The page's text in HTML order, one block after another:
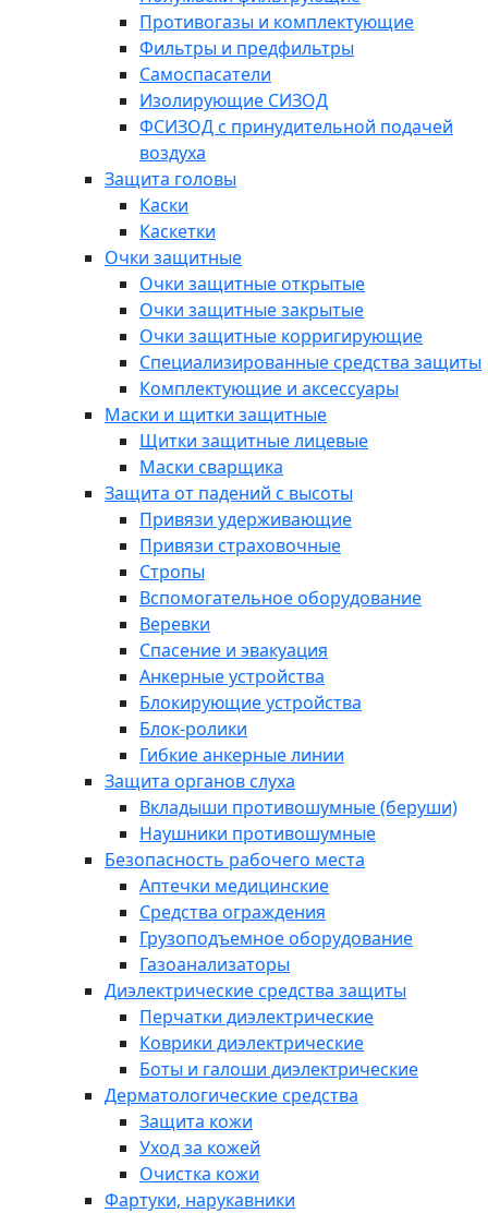
Противогазы и комплектующие
Фильтры и предфильтры
Самоспасатели
Изолирующие СИЗОД
ФСИЗОД с принудительной подачей
воздуха
Защита головы
Каски
Каскетки
Очки защитные
Очки защитные открытые
Очки защитные закрытые
Очки защитные корригирующие
Специализированные средства защиты
Комплектующие и аксессуары
Маски и щитки защитные
Щитки защитные лицевые
Маски сварщика
Защита от падений с высоты
Привязи удерживающие
Привязи страховочные
Стропы
Вспомогательное оборудование
Веревки
Спасение и эвакуация
Анкерные устройства
Блокирующие устройства
Блок-ролики
Гибкие анкерные линии
Защита органов слуха
Вкладыши противошумные (беруши)
Наушники противошумные
Безопасность рабочего места
Аптечки медицинские
Средства ограждения
Грузоподъемное оборудование
Газоанализаторы
Диэлектрические средства защиты
Перчатки диэлектрические
Коврики диэлектрические
Боты и галоши диэлектрические
Дерматологические средства
Защита кожи
Уход за кожей
Очистка кожи
Фартуки, нарукавники